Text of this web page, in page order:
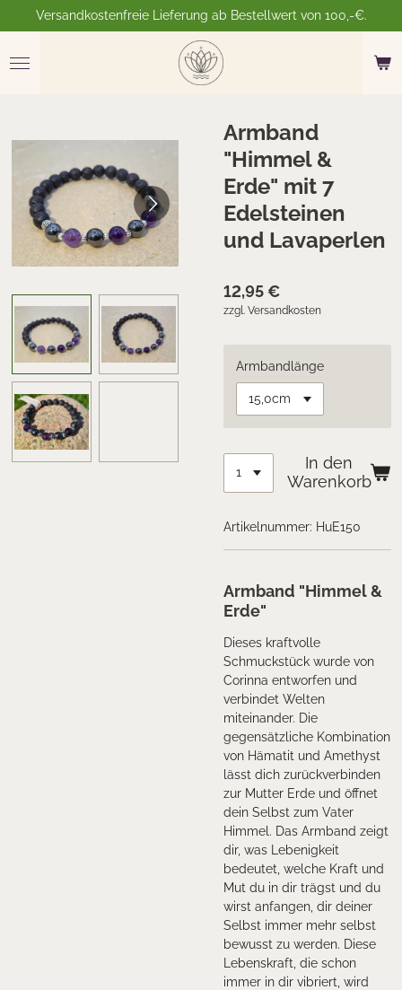
Hauptinhalt
springen
Versandkostenfreie Lieferung ab Bestellwert von 100,-€.
Armband
"Himmel &
Erde" mit 7
Edelsteinen
und Lavaperlen
12,95 €
zzgl. Versandkosten
Armbandlänge
In den
Warenkorb
Artikelnummer: HuE150
Armband "Himmel &
Erde"
Dieses kraftvolle
Schmuckstück wurde von
Corinna entworfen und
verbindet Welten
miteinander. Die
gegensätzliche Kombination
von Hämatit und Amethyst
lässt dich zurückverbinden
zur Mutter Erde und öffnet
dein Selbst zum Vater
Himmel. Das Armband zeigt
dir, was Lebenigkeit
bedeutet, welche Kraft und
Mut du in dir trägst und du
wirst anfangen, dir deiner
Selbst immer mehr selbst
bewusst zu werden. Diese
Lebenskraft, die schon
immer in dir vibriert, wird